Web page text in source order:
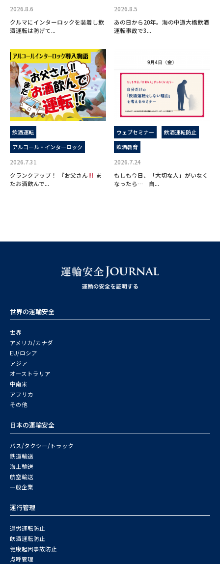
2026.8.6
クルマにインターロックを装着し飲
酒運転は防げて...
2026.8.5
あの日から20年。海の中道大橋飲酒
運転事故で3...
飲酒運転
アルコール・インターロック
2026.7.31
クランクアップ！ 『お父さん
ま
たお酒飲んで...
ウェブセミナー
飲酒運転防止
飲酒教育
2026.7.24
もしも今日、「大切な人」がいなく
なったら… 自...
世界の運輸安全
世界
アメリカ/カナダ
EU/ロシア
アジア
オーストラリア
中南米
アフリカ
その他
日本の運輸安全
バス/タクシー/トラック
鉄道輸送
海上輸送
航空輸送
一般企業
運行管理
過労運転防止
飲酒運転防止
健康起因事故防止
点呼管理